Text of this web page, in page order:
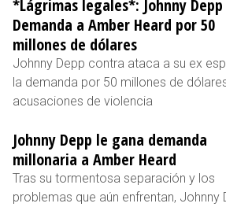
*Lágrimas legales*: Johnny Depp
Demanda a Amber Heard por 50
millones de dólares
Johnny Depp contra ataca a su ex
la demanda por 50 millones de
acusaciones de violencia
Johnny Depp le gana demanda
millonaria a Amber Heard
Tras su tormentosa separación y los
problemas que aún enfrentan, Johnny